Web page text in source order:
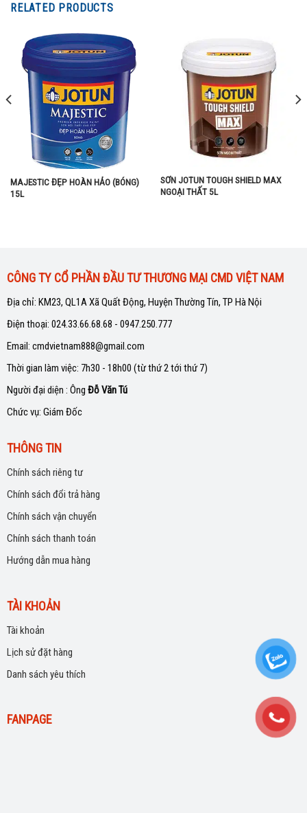
RELATED PRODUCTS
MAJESTIC ĐẸP HOÀN HẢO (BÓNG)
15L
SƠN JOTUN TOUGH SHIELD MAX
NGOẠI THẤT 5L
CÔNG TY CỔ PHẦN ĐẦU TƯ THƯƠNG MẠI CMD VIỆT NAM
Địa chỉ: KM23, QL1A Xã Quất Động, Huyện Thường Tín, TP Hà Nội
Điện thoại: 024.33.66.68.68 - 0947.250.777
Email: cmdvietnam888@gmail.com
Thời gian làm việc: 7h30 - 18h00 (từ thứ 2 tới thứ 7)
Người đại diện : Ông Đỗ Văn Tú
Chức vụ: Giám Đốc
THÔNG TIN
Chính sách riêng tư
Chính sách đổi trả hàng
Chính sách vận chuyển
Chính sách thanh toán
Hướng dẫn mua hàng
TÀI KHOẢN
Tài khoản
Lịch sử đặt hàng
Danh sách yêu thích
FANPAGE